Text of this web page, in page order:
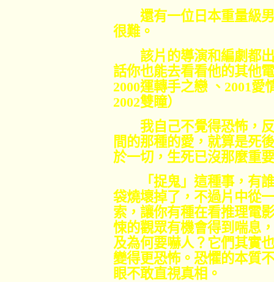
還有一位日本重量級男
很難。
該片的導演和編劇都
話你也能去看看他的其他
2000運轉手之戀 、 2001愛
2002雙瞳）
我自己不覺得恐怖，反
間的那種的愛，就算是死
於一切，生死已沒那麼重
「捉鬼」這種事，有誰
袋燒壞掉了，不過片中從
索，讓你有種在看推理電
悚的觀眾有機會得到喘息
及為何要嚇人？它們其實
變得更恐怖。恐懼的本質
眼不敢直視真相。